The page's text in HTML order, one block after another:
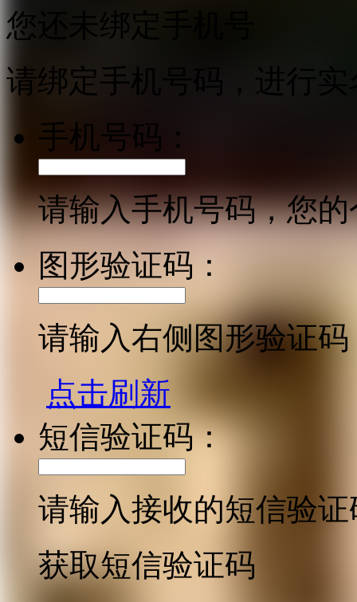
您还未绑定手机号
请绑定手机号码，进行
手机号码：
请输入手机号码，您
图形验证码：
请输入右侧图形验证码
点击刷新
短信验证码：
请输入接收的短信验证
获取短信验证码